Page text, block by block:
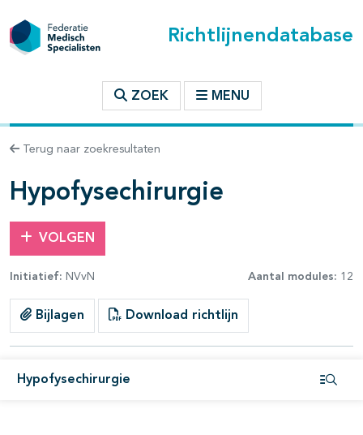
Richtlijnendatabase
ZOEK MENU
Terug naar zoekresultaten
Hypofysechirurgie
VOLGEN
Initiatief: NVvN Aantal modules: 12
Bijlagen Download richtlijn
Hypofysechirurgie
binnen deze richtlijn